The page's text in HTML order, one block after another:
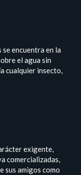
encuentra en la
el agua sin
cualquier insecto,
exigente,
comercializadas,
sus amigos como